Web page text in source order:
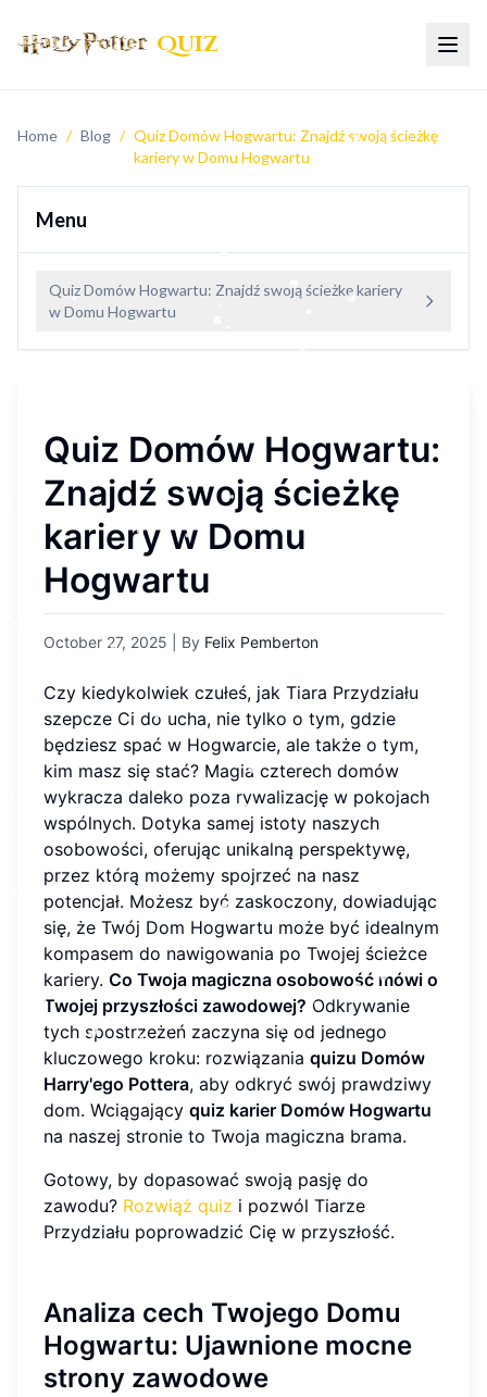
Quiz
Home / Blog / Quiz Domów Hogwartu: Znajdź swoją ścieżkę
kariery w Domu Hogwartu
Menu
Quiz Domów Hogwartu: Znajdź swoją ścieżkę kariery
w Domu Hogwartu
Quiz Domów Hogwartu:
Znajdź swoją ścieżkę
kariery w Domu
Hogwartu
October 27, 2025 | By Felix Pemberton
Czy kiedykolwiek czułeś, jak Tiara Przydziału
szepcze Ci do ucha, nie tylko o tym, gdzie
będziesz spać w Hogwarcie, ale także o tym,
kim masz się stać? Magia czterech domów
wykracza daleko poza rywalizację w pokojach
wspólnych. Dotyka samej istoty naszych
osobowości, oferując unikalną perspektywę,
przez którą możemy spojrzeć na nasz
potencjał. Możesz być zaskoczony, dowiadując
się, że Twój Dom Hogwartu może być idealnym
kompasem do nawigowania po Twojej ścieżce
kariery. Co Twoja magiczna osobowość mówi o
Twojej przyszłości zawodowej? Odkrywanie
tych spostrzeżeń zaczyna się od jednego
kluczowego kroku: rozwiązania quizu Domów
Harry'ego Pottera, aby odkryć swój prawdziwy
dom. Wciągający quiz karier Domów Hogwartu
na naszej stronie to Twoja magiczna brama.
Gotowy, by dopasować swoją pasję do
zawodu? Rozwiąż quiz i pozwól Tiarze
Przydziału poprowadzić Cię w przyszłość.
Analiza cech Twojego Domu
Hogwartu: Ujawnione mocne
strony zawodowe